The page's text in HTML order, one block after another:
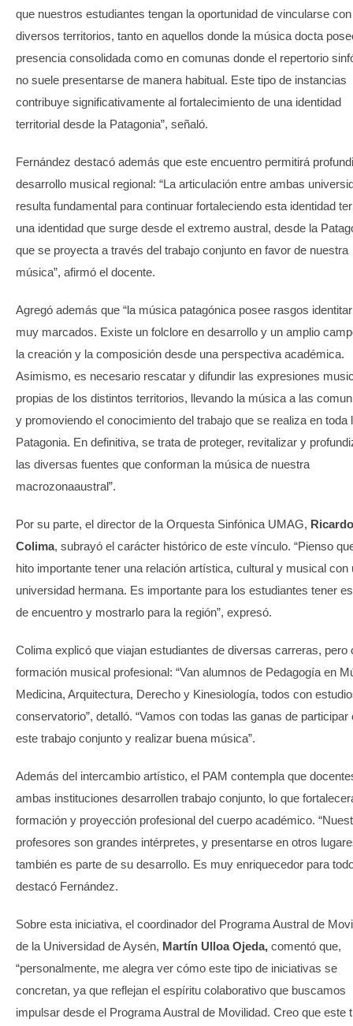
que nuestros estudiantes tengan la oportunidad de vincularse con
diversos territorios, tanto en aquellos donde la música docta
presencia consolidada como en comunas donde el repertorio
no suele presentarse de manera habitual. Este tipo de instancias
contribuye significativamente al fortalecimiento de una identidad
territorial desde la Patagonia”, señaló.
Fernández destacó además que este encuentro permitirá
desarrollo musical regional: “La articulación entre ambas
resulta fundamental para continuar fortaleciendo esta identidad
una identidad que surge desde el extremo austral, desde la
que se proyecta a través del trabajo conjunto en favor de nuestra
música”, afirmó el docente.
Agregó además que “la música patagónica posee rasgos
muy marcados. Existe un folclore en desarrollo y un amplio
la creación y la composición desde una perspectiva académica.
Asimismo, es necesario rescatar y difundir las expresiones
propias de los distintos territorios, llevando la música a las
y promoviendo el conocimiento del trabajo que se realiza en toda
Patagonia. En definitiva, se trata de proteger, revitalizar y
las diversas fuentes que conforman la música de nuestra
macrozonaaustral”.
Por su parte, el director de la Orquesta Sinfónica UMAG, Ricardo
Colima, subrayó el carácter histórico de este vínculo. “Pienso
hito importante tener una relación artística, cultural y musical con
universidad hermana. Es importante para los estudiantes tener
de encuentro y mostrarlo para la región”, expresó.
Colima explicó que viajan estudiantes de diversas carreras, pero
formación musical profesional: “Van alumnos de Pedagogía en
Medicina, Arquitectura, Derecho y Kinesiología, todos con
conservatorio”, detalló. “Vamos con todas las ganas de participar
este trabajo conjunto y realizar buena música”.
Además del intercambio artístico, el PAM contempla que
ambas instituciones desarrollen trabajo conjunto, lo que
formación y proyección profesional del cuerpo académico.
profesores son grandes intérpretes, y presentarse en otros
también es parte de su desarrollo. Es muy enriquecedor para
destacó Fernández.
Sobre esta iniciativa, el coordinador del Programa Austral de
de la Universidad de Aysén, Martín Ulloa Ojeda, comentó que,
“personalmente, me alegra ver cómo este tipo de iniciativas se
concretan, ya que reflejan el espíritu colaborativo que buscamos
impulsar desde el Programa Austral de Movilidad. Creo que este